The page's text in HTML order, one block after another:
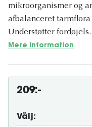
mikroorganismer og
afbalanceret tarmflora
Understøtter
Mere information
209:-
Välj: